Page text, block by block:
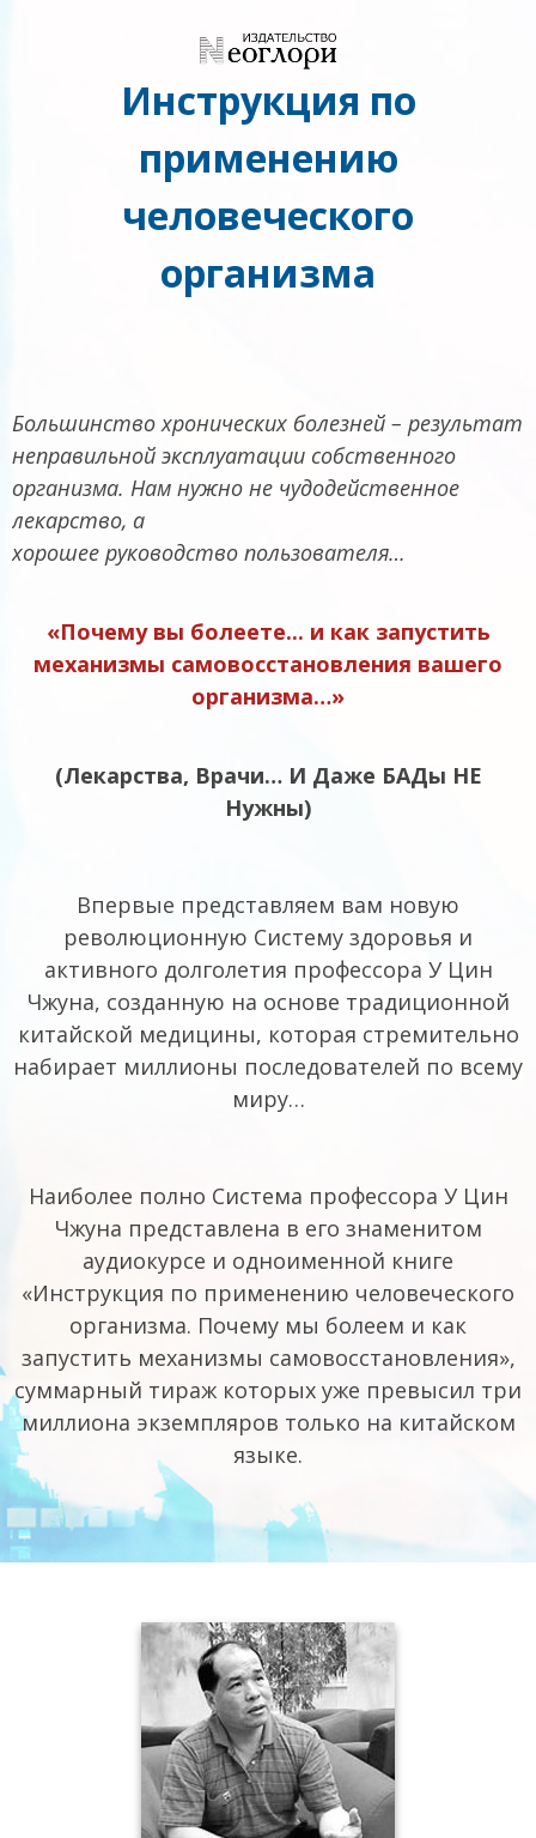
Инструкция по
применению
человеческого
организма
Большинство хронических болезней – результат
неправильной эксплуатации собственного
организма. Нам нужно не чудодейственное
лекарство, а
хорошее руководство пользователя…
«Почему вы болеете... и как запустить
механизмы самовосстановления вашего
организма…»
(Лекарства, Врачи… И Даже БАДы НЕ
Нужны)
Впервые представляем вам новую
революционную Систему здоровья и
активного долголетия профессора У Цин
Чжуна, созданную на основе традиционной
китайской медицины, которая стремительно
набирает миллионы последователей по всему
миру…
Наиболее полно Система профессора У Цин
Чжуна представлена в его знаменитом
аудиокурсе и одноименной книге
«Инструкция по применению человеческого
организма. Почему мы болеем и как
запустить механизмы самовосстановления»,
суммарный тираж которых уже превысил три
миллиона экземпляров только на китайском
языке.